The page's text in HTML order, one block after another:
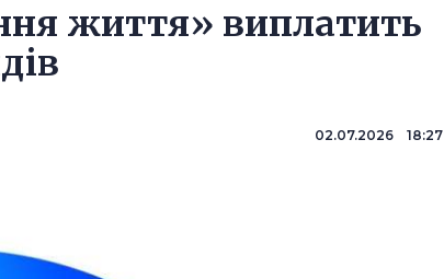
життя» виплатить
02.07.2026 18:27